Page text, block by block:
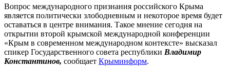
Вопрос международного признания российского Крыма
является политически злободневным и некоторое время будет
оставаться в центре внимания. Такое мнение сегодня на
открытии второй крымской международной конференции
«Крым в современном международном контексте» высказал
спикер Государственного совета республики Владимир
Константинов, сообщает Крыминформ.